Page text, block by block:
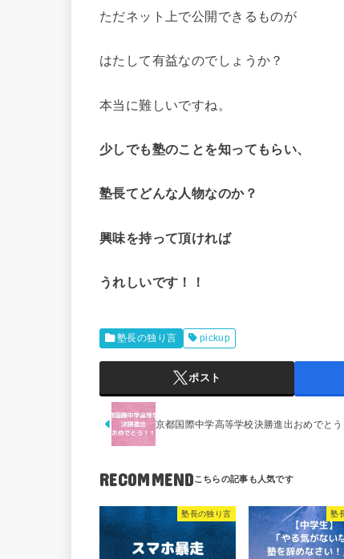
ただネット上で公開できるものが
はたして有益なのでしょうか？
本当に難しいですね。
少しでも塾のことを知ってもらい、
塾長てどんな人物なのか？
興味を持って頂ければ
うれしいです！！
塾長の独り言 pickup
ポスト
京都国際中学高等学校決勝進出おめでとう
RECOMMEND
塾長の独り言 塾